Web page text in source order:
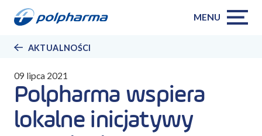
MENU
AKTUALNOŚCI
09 lipca 2021
Polpharma wspiera
lokalne inicjatywy